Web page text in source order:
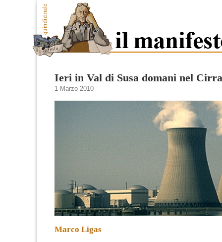
Ieri in Val di Susa domani nel
1 Marzo 2010
Marco Ligas